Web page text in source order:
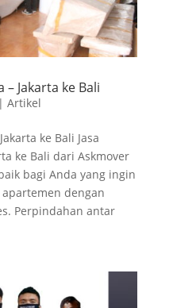
– Jakarta ke Bali
| Artikel
ke Bali Jasa
ke Bali dari Askmover
bagi Anda yang ingin
dengan
Perpindahan antar